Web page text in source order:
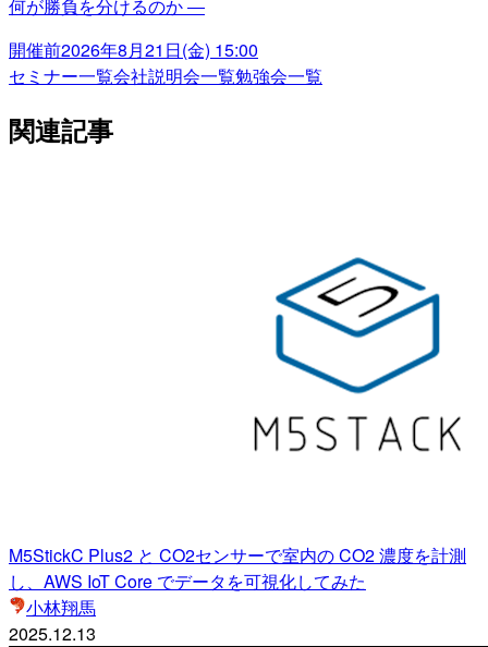
何が勝負を分けるのか ―
開催前2026年8月21日(金) 15:00
セミナー一覧会社説明会一覧勉強会一覧
関連記事
M5StickC Plus2 と CO2センサーで室内の CO2 濃度を計測
し、AWS IoT Core でデータを可視化してみた
小林翔馬
2025.12.13